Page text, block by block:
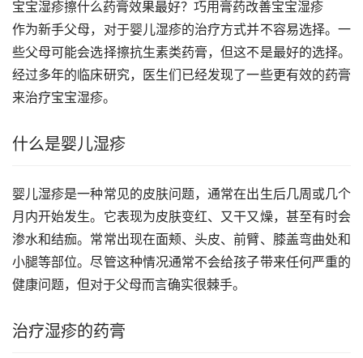
宝宝湿疹擦什么药膏效果最好？巧用膏药改善宝宝湿疹
作为新手父母，对于婴儿湿疹的治疗方式并不容易选择。一
些父母可能会选择擦抗生素类药膏，但这不是最好的选择。
经过多年的临床研究，医生们已经发现了一些更有效的药膏
来治疗宝宝湿疹。
什么是婴儿湿疹
婴儿湿疹是一种常见的皮肤问题，通常在出生后几周或几个
月内开始发生。它表现为皮肤变红、又干又燥，甚至有时会
渗水和结痂。常常出现在面颊、头皮、前臂、膝盖弯曲处和
小腿等部位。尽管这种情况通常不会给孩子带来任何严重的
健康问题，但对于父母而言确实很棘手。
治疗湿疹的药膏